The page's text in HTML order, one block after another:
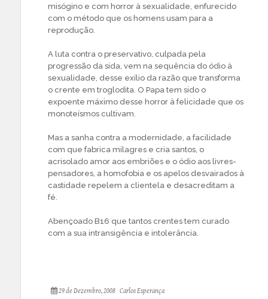
misógino e com horror à sexualidade, enfurecido
com o método que os homens usam para a
reprodução.
A luta contra o preservativo, culpada pela
progressão da sida, vem na sequência do ódio à
sexualidade, desse exílio da razão que transforma
o crente em troglodita. O Papa tem sido o
expoente máximo desse horror à felicidade que os
monoteísmos cultivam.
Mas a sanha contra a modernidade, a facilidade
com que fabrica milagres e cria santos, o
acrisolado amor aos embriões e o ódio aos livres-
pensadores, a homofobia e os apelos desvairados à
castidade repelem a clientela e desacreditam a
fé.
Abençoado B16 que tantos crentes tem curado
com a sua intransigência e intolerância.
29 de Dezembro, 2008 Carlos Esperança